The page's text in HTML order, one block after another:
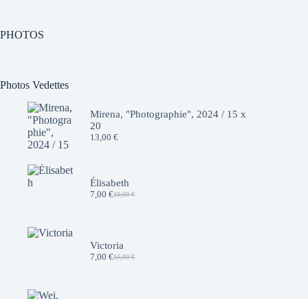
PHOTOS
Photos Vedettes
Mirena, "Photographie", 2024 / 15 x
20
13,00 €
Élisabeth
10,00€
Le
10,00 €.
7,00 €Le
7,00 €.
Victoria
10,00€
Le
7,00 €Le